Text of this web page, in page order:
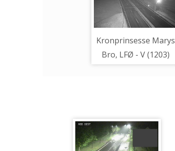
Kronprinsesse Marys
Bro, LFØ - V (1203)